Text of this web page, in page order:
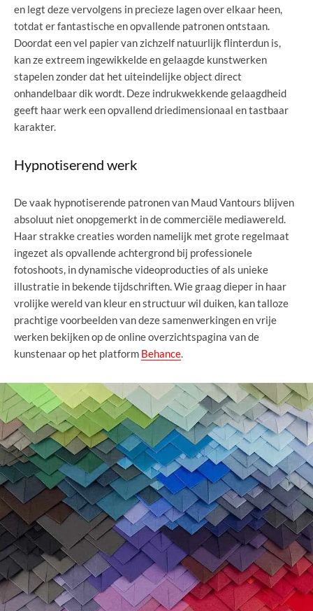
en legt deze vervolgens in precieze lagen over elkaar heen,
totdat er fantastische en opvallende patronen ontstaan.
Doordat een vel papier van zichzelf natuurlijk flinterdun is,
kan ze extreem ingewikkelde en gelaagde kunstwerken
stapelen zonder dat het uiteindelijke object direct
onhandelbaar dik wordt. Deze indrukwekkende gelaagdheid
geeft haar werk een opvallend driedimensionaal en tastbaar
karakter.
Hypnotiserend werk
De vaak hypnotiserende patronen van Maud Vantours blijven
absoluut niet onopgemerkt in de commerciële mediawereld.
Haar strakke creaties worden namelijk met grote regelmaat
ingezet als opvallende achtergrond bij professionele
fotoshoots, in dynamische videoproducties of als unieke
illustratie in bekende tijdschriften. Wie graag dieper in haar
vrolijke wereld van kleur en structuur wil duiken, kan talloze
prachtige voorbeelden van deze samenwerkingen en vrije
werken bekijken op de online overzichtspagina van de
kunstenaar op het platform Behance.